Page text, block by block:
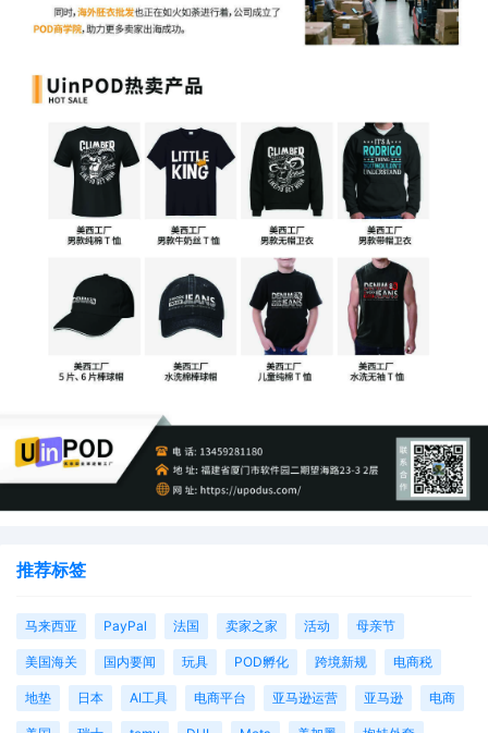
抢占搜索首屏位置，并在品牌旗舰店首页设置“New &
站外联动：在社交媒体、红人内容中强调“亚马逊官方推
荐新品”的背书，利用站外流量反哺站内排名，形成增长
飞轮。
“New & Notable”为新品提供了一条绕过纯竞价排名的“快
车道”。你无需盲目砸钱，但必须精准把握新品期的运营节
奏，在每个细节上做得比对手更出色。
当系统开始向你倾斜流量时，你的新品便有机会从“默默无
闻”一跃成为“类目黑马”。机会窗口已经开启，你，准备好了
推荐标签
马来西亚 PayPal 法国 卖家之家 活动 母亲节
美国海关 国内要闻 玩具 POD孵化 跨境新规 电商税
地垫 日本 AI工具 电商平台 亚马逊运营 亚马逊 电商